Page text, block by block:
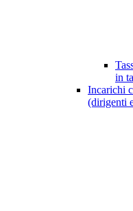
in
Incarichi
(dirigenti